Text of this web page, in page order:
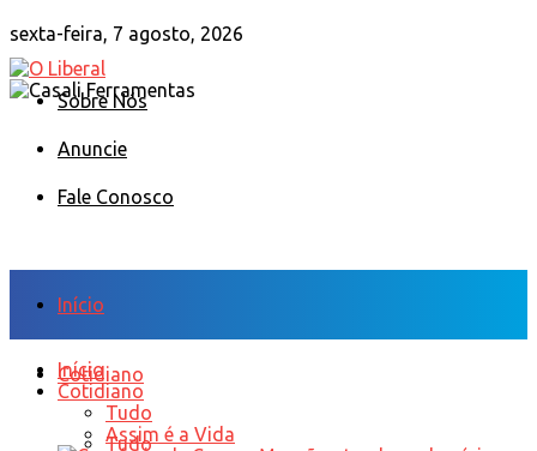
sexta-feira, 7 agosto, 2026
Sobre Nós
Anuncie
Fale Conosco
Início
Cotidiano
Tudo
Início
Cotidiano
Tudo
Assim é a Vida